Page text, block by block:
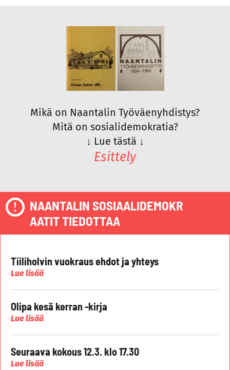
Mikä on Naantalin Työväenyhdistys?
Mitä on sosialidemokratia?
↓ Lue tästä ↓
Esittely
NAANTALIN SOSIAALIDEMOKR
AATIT TIEDOTTAA
Tiiliholvin vuokraus ehdot ja yhteys
Lue lisää
Olipa kesä kerran -kirja
Lue lisää
Seuraava kokous 12.3. klo 17.30
Lue lisää